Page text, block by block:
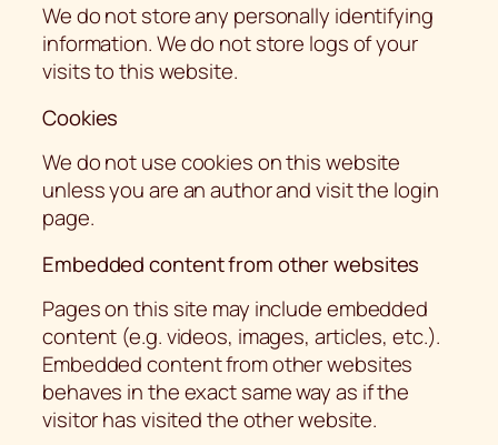
We do not store any personally identifying
information. We do not store logs of your
visits to this website.
Cookies
We do not use cookies on this website
unless you are an author and visit the login
page.
Embedded content from other websites
Pages on this site may include embedded
content (e.g. videos, images, articles, etc.).
Embedded content from other websites
behaves in the exact same way as if the
visitor has visited the other website.